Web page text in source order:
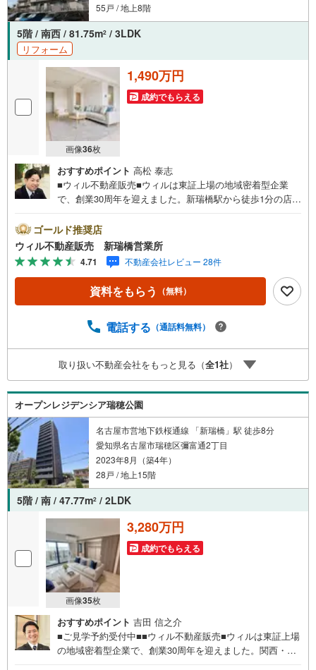
55戸 / 地上8階
5階 / 南西 / 81.75m2 / 3LDK
リフォーム
画像36枚
1,490万円
成約でもらえる
おすすめポイント 高松 泰志
■ウィル不動産販売■ウィルは東証上場の地域密着型企業
で、創業30周年を迎えました。新瑞橋駅から徒歩1分の店舗
り、お子様連れのお客様も安心してご利用いただけます。●
平日のお住まい探しの方へ●弊社では平日にご内覧や契約を
希望されるお客様のために、「平日会員制度」という割引
プランをご用意しています。●お仕事で忙しい方へ●午前10
時から午後7時まで、毎日営業しております。事前にご予約
いただければ、営業時間外でのご内覧にも対応いたしま
●すぐの内覧も可能です●弊社は定休日なく営業しており、
もご紹介可能ですので、一度ご相談ください。●その他の相
談もプロが対応●物件に関することはもちろん、住宅ローン
などの資金面やリフォームに関することなど、お住まいに
関するどんなことでもお気軽にご相談ください。
ゴールド推奨店
ウィル不動産販売 新瑞橋営業所
4.71 不動産会社レビュー 28件
資料をもらう （無料）
電話する （通話料無料）
取り扱い不動産会社をもっと見る（全1社）
オープンレジデンシア瑞穂公園
名古屋市営地下鉄桜通線 「新瑞橋」駅 徒歩8分
愛知県名古屋市瑞穂区彌富通2丁目
2023年8月（築4年）
28戸 / 地上15階
5階 / 南 / 47.77m2 / 2LDK
画像35枚
3,280万円
成約でもらえる
おすすめポイント 吉田 信之介
■ご見学予約受付中■■ウィル不動産販売■ウィルは東証上場
の地域密着型企業で、創業30周年を迎えました。関西・東